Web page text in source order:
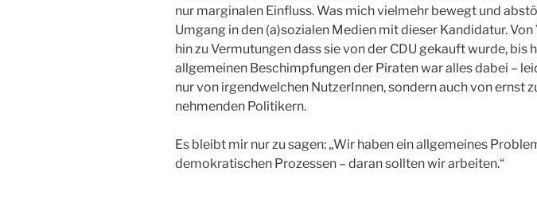
nur marginalen Einfluss. Was mich vielmehr bewegt und
Umgang in den (a)sozialen Medien mit dieser Kandidatur. Von
hin zu Vermutungen dass sie von der CDU gekauft wurde, bis
allgemeinen Beschimpfungen der Piraten war alles dabei –
nur von irgendwelchen NutzerInnen, sondern auch von ernst
nehmenden Politikern.
Es bleibt mir nur zu sagen: „Wir haben ein allgemeines
demokratischen Prozessen – daran sollten wir arbeiten.“